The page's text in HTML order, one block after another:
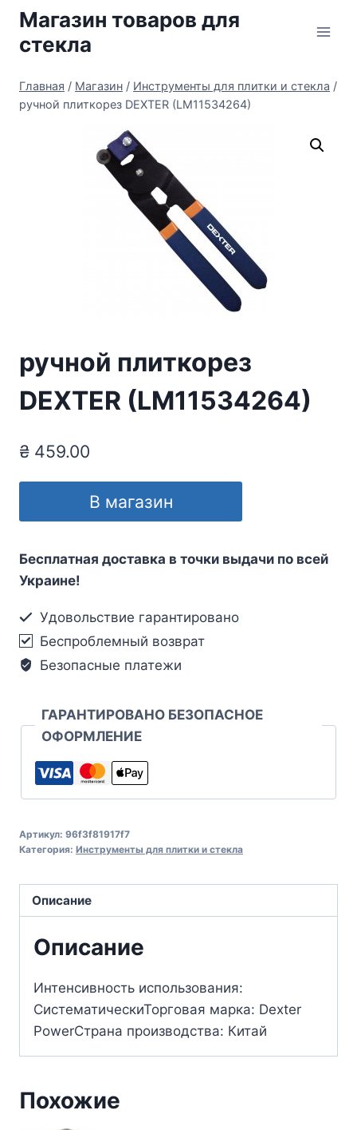
Перейти
содержимому
Магазин товаров для
стекла
Главная / Магазин / Инструменты для плитки и стекла /
ручной плиткорез DEXTER (LM11534264)
ручной плиткорез
DEXTER (LM11534264)
₴ 459.00
В магазин
Бесплатная доставка в точки выдачи по всей
Украине!
Удовольствие гарантировано
Беспроблемный возврат
Безопасные платежи
ГАРАНТИРОВАНО БЕЗОПАСНОЕ
ОФОРМЛЕНИЕ
Артикул: 96f3f81917f7
Категория: Инструменты для плитки и стекла
Описание
Описание
Интенсивность использования:
СистематическиТорговая марка: Dexter
PowerСтрана производства: Китай
Похожие